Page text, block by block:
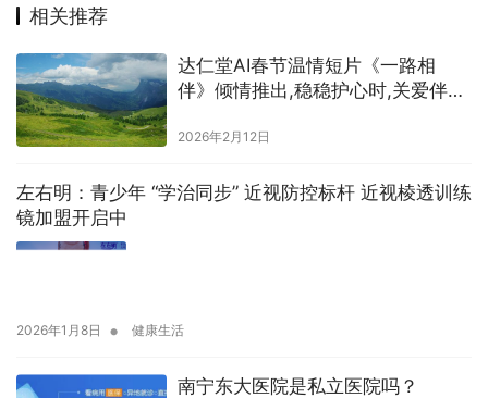
相关推荐
达仁堂AI春节温情短片《一路相
伴》倾情推出,稳稳护心时,关爱伴左
2026年2月12日
左右明：青少年 “学治同步” 近视防控标杆 近视棱透训练
镜加盟开启中
2026年1月8日 • 健康生活
南宁东大医院是私立医院吗？